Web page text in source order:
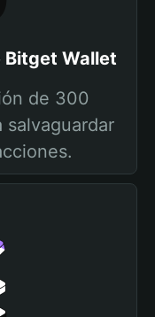
Bitget Wallet
de 300
salvaguardar